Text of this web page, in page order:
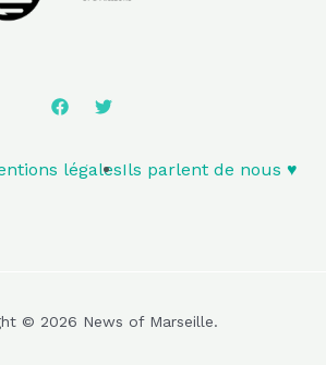
légalesIls parlent de nous ♥️
© 2026 News of Marseille.